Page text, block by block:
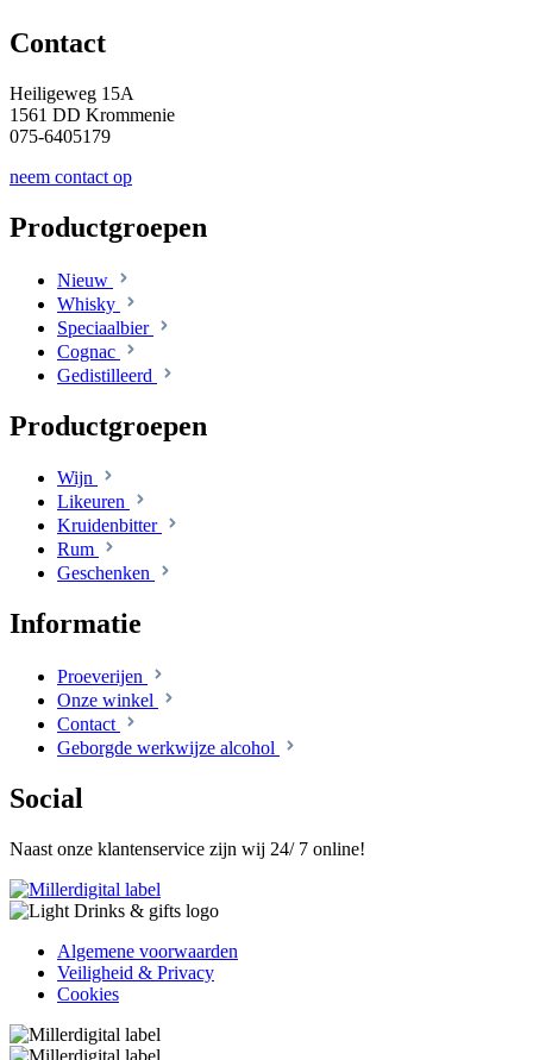
Contact
Heiligeweg 15A
1561 DD Krommenie
075-6405179
neem contact op
Productgroepen
Nieuw
Whisky
Speciaalbier
Cognac
Gedistilleerd
Productgroepen
Wijn
Likeuren
Kruidenbitter
Rum
Geschenken
Informatie
Proeverijen
Onze winkel
Contact
Geborgde werkwijze alcohol
Social
Naast onze klantenservice zijn wij 24/ 7 online!
Algemene voorwaarden
Veiligheid & Privacy
Cookies